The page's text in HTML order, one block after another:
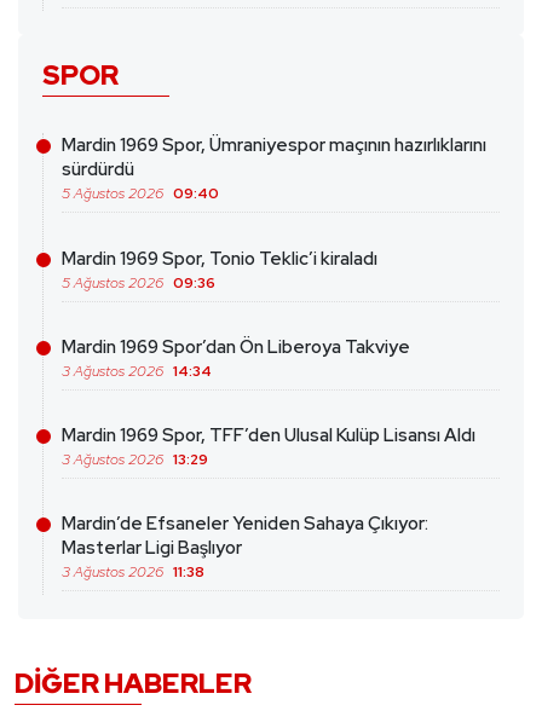
SPOR
Mardin 1969 Spor, Ümraniyespor maçının hazırlıklarını
sürdürdü
5 Ağustos 2026 09:40
Mardin 1969 Spor, Tonio Teklic’i kiraladı
5 Ağustos 2026 09:36
Mardin 1969 Spor’dan Ön Liberoya Takviye
3 Ağustos 2026 14:34
Mardin 1969 Spor, TFF’den Ulusal Kulüp Lisansı Aldı
3 Ağustos 2026 13:29
Mardin’de Efsaneler Yeniden Sahaya Çıkıyor:
Masterlar Ligi Başlıyor
3 Ağustos 2026 11:38
DIĞER HABERLER